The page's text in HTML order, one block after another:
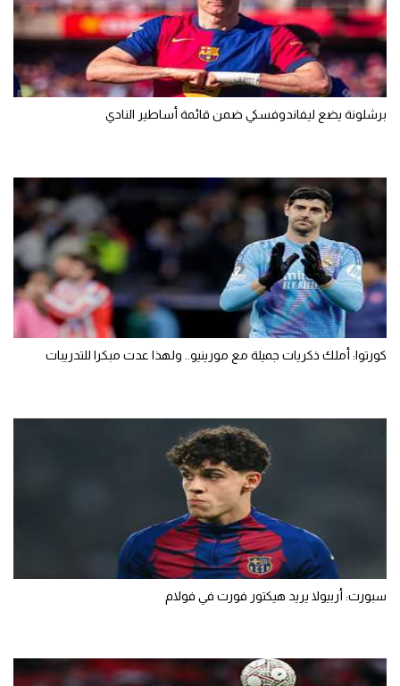
برشلونة يضع ليفاندوفسكي ضمن قائمة أساطير النادي
كورتوا: أملك ذكريات جميلة مع مورينيو.. ولهذا عدت مبكرا للتدريبات
سبورت: أربيولا يريد هيكتور فورت في فولام